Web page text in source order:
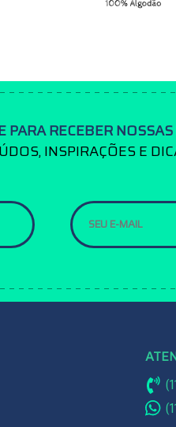
PARA RECEBER
INSPIRAÇÕES E